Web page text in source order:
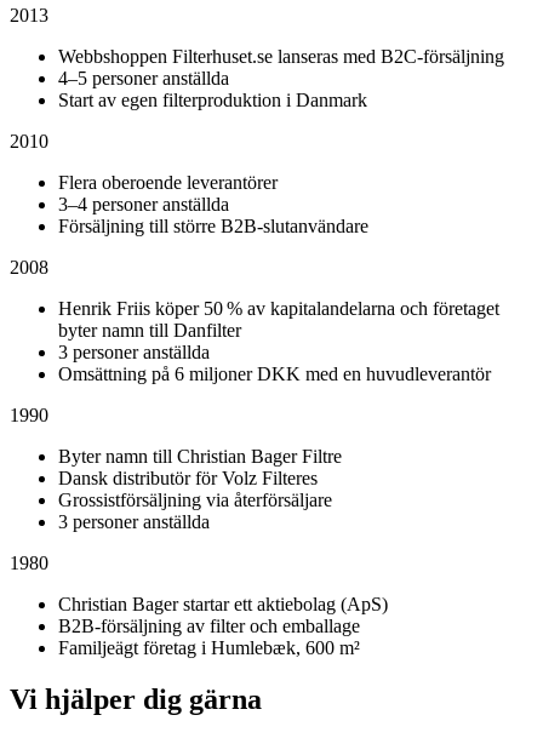
2013
Webbshoppen Filterhuset.se lanseras med B2C-försäljning
4–5 personer anställda
Start av egen filterproduktion i Danmark
2010
Flera oberoende leverantörer
3–4 personer anställda
Försäljning till större B2B-slutanvändare
2008
Henrik Friis köper 50 % av kapitalandelarna och företaget
byter namn till Danfilter
3 personer anställda
Omsättning på 6 miljoner DKK med en huvudleverantör
1990
Byter namn till Christian Bager Filtre
Dansk distributör för Volz Filteres
Grossistförsäljning via återförsäljare
3 personer anställda
1980
Christian Bager startar ett aktiebolag (ApS)
B2B-försäljning av filter och emballage
Familjeägt företag i Humlebæk, 600 m²
Vi hjälper dig gärna